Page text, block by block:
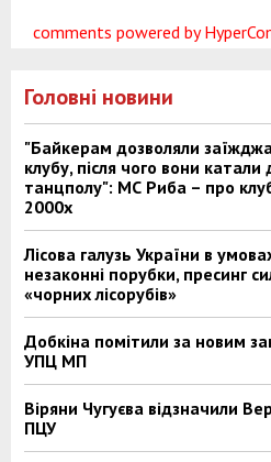
comments powered by
Головні новини
"Байкерам дозволяли
клубу, після чого вони катали
танцполу": МС Риба – про
2000х
Лісова галузь України в
незаконні порубки, пресинг
«чорних лісорубів»
Добкіна помітили за новим
УПЦ МП
Віряни Чугуєва відзначили
ПЦУ